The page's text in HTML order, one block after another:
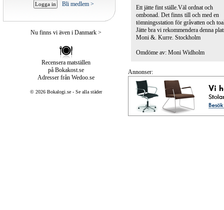
Bli medlem >
Nu finns vi även i Danmark >
Recensera matställen
på Bokakost.se
Adresser från Wedoo.se
© 2026 Bokalogi.se - Se alla städer
Ett jätte fint ställe.Väl ordnat och
ombonad. Det finns till och med en
tömningsstation för gråvatten och
Jätte bra vi rekommendera denna
Moni &. Kurre. Stockholm
Omdöme av: Moni Widholm
Annonser: